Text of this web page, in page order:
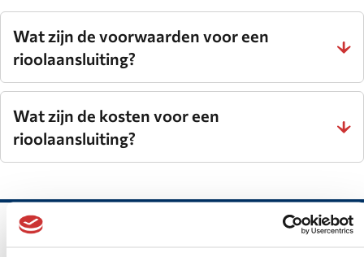
Wat zijn de voorwaarden voor een
rioolaansluiting?
Wat zijn de kosten voor een
rioolaansluiting?
Belangrijke